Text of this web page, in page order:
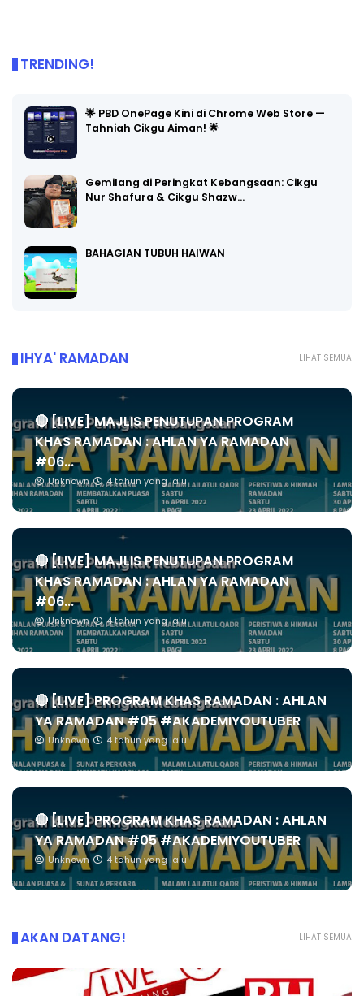
TRENDING!
🌟 PBD OnePage Kini di Chrome Web Store —
Tahniah Cikgu Aiman! 🌟
Gemilang di Peringkat Kebangsaan: Cikgu
Nur Shafura & Cikgu Shazw…
BAHAGIAN TUBUH HAIWAN
LIHAT SEMUA
IHYA' RAMADAN
🔴 [LIVE] MAJLIS PENUTUPAN PROGRAM
KHAS RAMADAN : AHLAN YA RAMADAN
#06...
Unknown 4 tahun yang lalu
🔴 [LIVE] MAJLIS PENUTUPAN PROGRAM
KHAS RAMADAN : AHLAN YA RAMADAN
#06...
Unknown 4 tahun yang lalu
🔴 [LIVE] PROGRAM KHAS RAMADAN : AHLAN
YA RAMADAN #05 #AKADEMIYOUTUBER
Unknown 4 tahun yang lalu
🔴 [LIVE] PROGRAM KHAS RAMADAN : AHLAN
YA RAMADAN #05 #AKADEMIYOUTUBER
Unknown 4 tahun yang lalu
LIHAT SEMUA
AKAN DATANG!